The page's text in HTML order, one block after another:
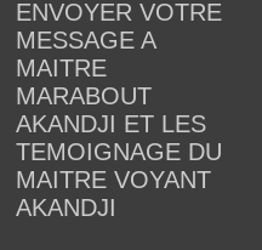
ENVOYER VOTRE
MESSAGE A
MAITRE
MARABOUT
AKANDJI ET LES
TEMOIGNAGE DU
MAITRE VOYANT
AKANDJI